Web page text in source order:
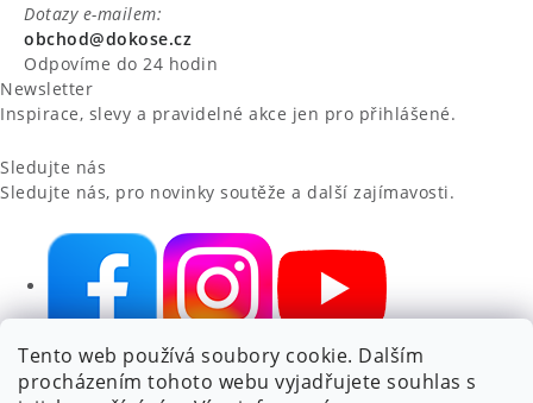
Tento web používá soubory cookie. Dalším
procházením tohoto webu vyjadřujete souhlas s
Dotazy e-mailem:
obchod@dokose.cz
Odpovíme do 24 hodin
Newsletter
Inspirace, slevy a pravidelné akce jen pro přihlášené.
Sledujte nás
Sledujte nás, pro novinky soutěže a další zajímavosti.
NIKARO, s.r.o.- Dokoše.cz, Veselka 48, 259 01 Olbramovice -
Votice, ČESKÁ REPUBLIKA